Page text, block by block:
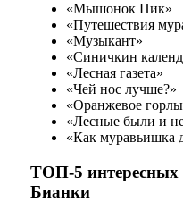
«Мышонок Пик»
«Путешествия
«Музыкант»
«Синичкин
«Лесная газета»
«Чей нос лучше?»
«Оранжевое
«Лесные были и
«Как муравьишка
ТОП-5 интересных
Бианки